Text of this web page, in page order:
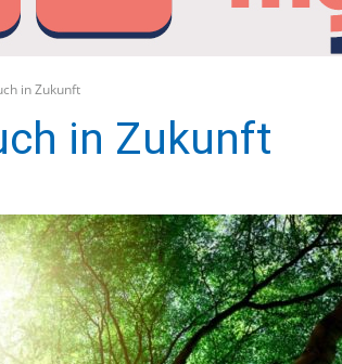
in Zukunft
in Zukunft